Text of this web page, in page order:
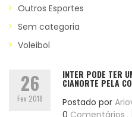
Outros Esportes
Sem categoria
Voleibol
26
Fev 2018
INTER PODE TER
CIANORTE PELA
Postado por
0 Comentários